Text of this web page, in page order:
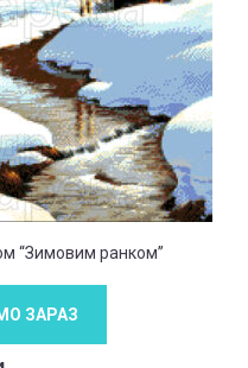
“Зимовим ранком”
ЗАРАЗ